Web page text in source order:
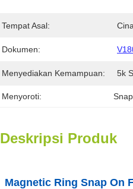
Tempat Asal: Cina
Dokumen:
Menyediakan Kemampuan: 5k
Menyoroti:
Deskripsi Produk
Magnetic Ring Snap On